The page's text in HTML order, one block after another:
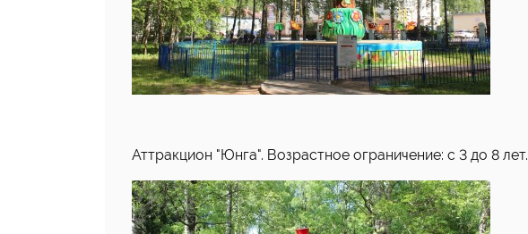
Аттракцион "Юнга". Возрастное ограничение: с 3 до 8 лет.